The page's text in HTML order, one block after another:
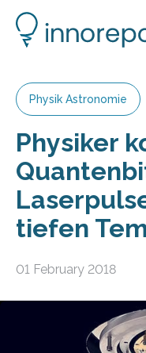
Physik Astronomie
Physiker
tiefen
01 February 2018